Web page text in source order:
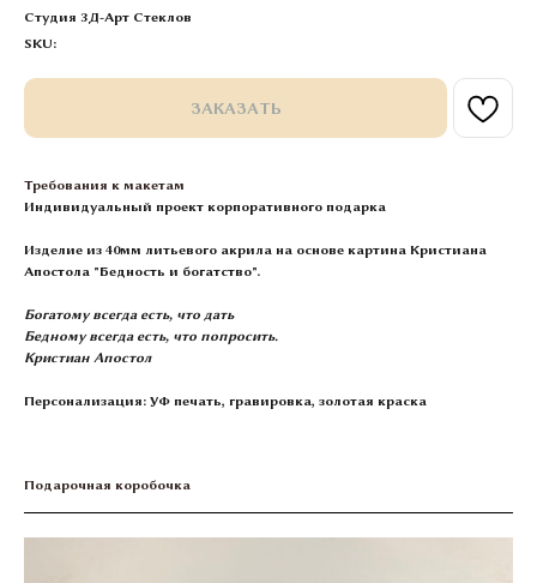
Студия 3Д-Арт Стеклов
SKU:
ЗАКАЗАТЬ
Требования к макетам
Индивидуальный проект корпоративного подарка
Изделие из 40мм литьевого акрила на основе картина Кристиана
Апостола "Бедность и богатство".
Богатому всегда есть, что дать
Бедному всегда есть, что попросить.
Кристиан Апостол
Персонализация: УФ печать, гравировка, золотая краска
Подарочная коробочка